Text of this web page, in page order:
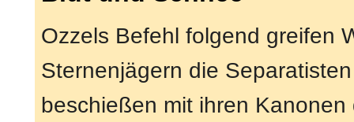
Ozzels Befehl folgend greifen
Sternenjägern die
beschießen mit ihren